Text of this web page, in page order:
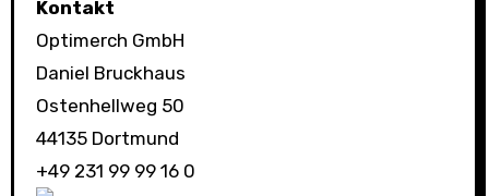
Kontakt
Optimerch GmbH
Daniel Bruckhaus
Ostenhellweg 50
44135 Dortmund
+49 231 99 99 16 0